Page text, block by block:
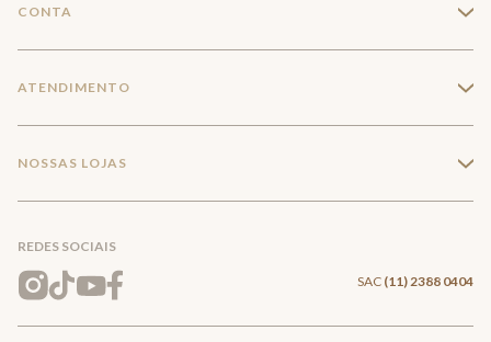
Trabalhe conosco
Mapa do Site
CONTA +
Meus pedidos
Wishlist
ATENDIMENTO +
Entrega e Frete
Trocas e Devoluções
NOSSAS LOJAS +
REDES SOCIAIS
SAC (11) 2388 0404